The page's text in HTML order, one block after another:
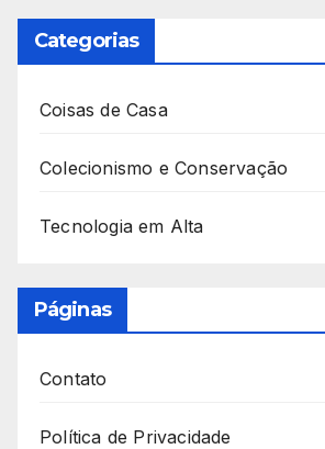
Categorias
Coisas de Casa
Colecionismo e Conservação
Tecnologia em Alta
Páginas
Contato
Política de Privacidade